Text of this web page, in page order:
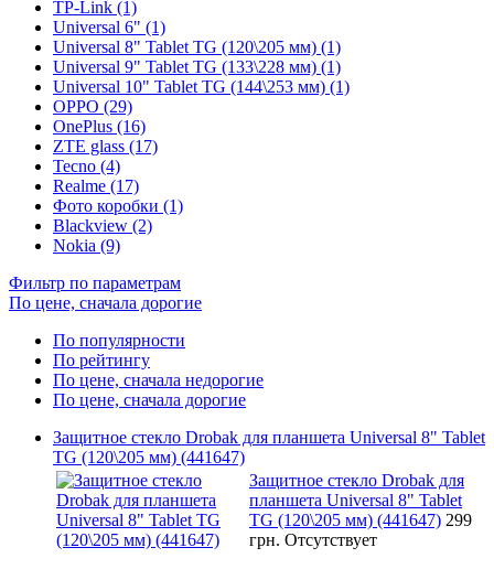
TP-Link (1)
Universal 6" (1)
Universal 8" Tablet TG (120\205 мм) (1)
Universal 9" Tablet TG (133\228 мм) (1)
Universal 10" Tablet TG (144\253 мм) (1)
OPPO (29)
OnePlus (16)
ZTE glass (17)
Tecno (4)
Realme (17)
Фото коробки (1)
Blackview (2)
Nokia (9)
Фильтр по параметрам
По цене, сначала дорогие
По популярности
По рейтингу
По цене, сначала недорогие
По цене, сначала дорогие
Защитное стекло Drobak для планшета Universal 8" Tablet
TG (120\205 мм) (441647)
Защитное стекло Drobak для
планшета Universal 8" Tablet
TG (120\205 мм) (441647) 299
грн. Отсутствует